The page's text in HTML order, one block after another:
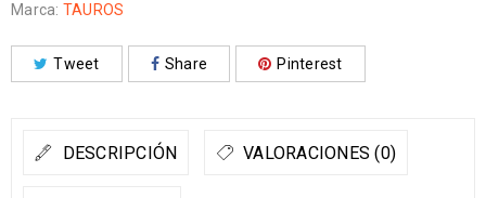
Marca: TAUROS
Tweet Share Pinterest
DESCRIPCIÓN VALORACIONES (0)